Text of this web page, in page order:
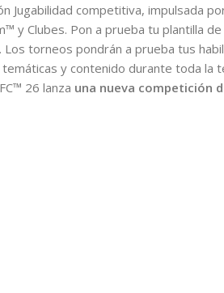
competitiva, impulsada
y Clubes. Pon a prueba tu plantilla
torneos pondrán a prueba tus
y contenido durante toda
26 lanza una nueva competición